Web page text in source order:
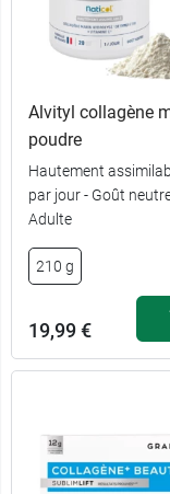
Alvityl collagène
poudre
Hautement
par jour - Goût
Adulte
210 g
19,99 €